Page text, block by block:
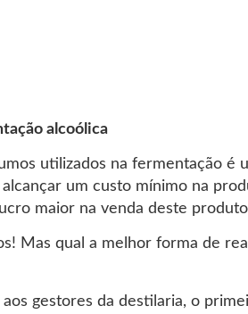
alcoólica
utilizados na fermentação é
um custo mínimo na
maior na venda deste
Mas qual a melhor forma de
gestores da destilaria, o